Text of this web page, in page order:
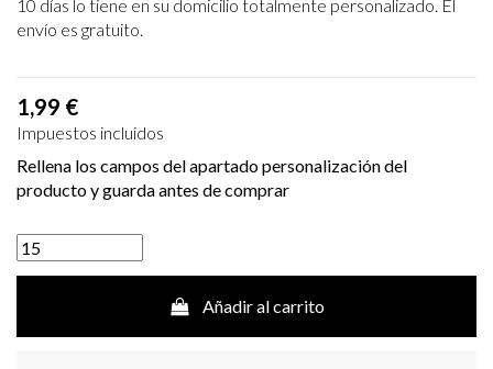
10 días lo tiene en su domicilio totalmente personalizado. El
envío es gratuito.
1,99 €
Impuestos incluidos
Rellena los campos del apartado personalización del
producto y guarda antes de comprar
Añadir al carrito